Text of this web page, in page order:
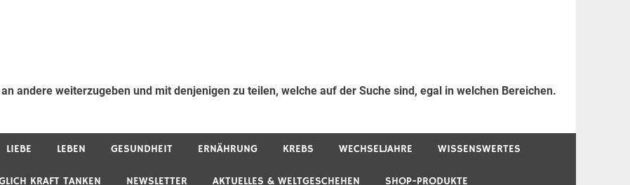
andere weiterzugeben und mit denjenigen zu teilen, welche auf der Suche sind, egal in welchen Bereichen.
LIEBE LEBEN GESUNDHEIT ERNÄHRUNG KREBS WECHSELJAHRE WISSENSWERTES
KRAFT TANKEN NEWSLETTER AKTUELLES & WELTGESCHEHEN SHOP-PRODUKTE